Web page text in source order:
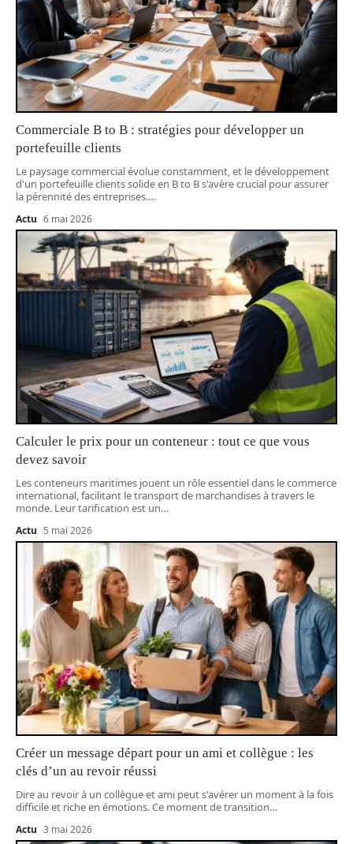
Commerciale B to B : stratégies pour développer un
portefeuille clients
Le paysage commercial évolue constamment, et le développement
d'un portefeuille clients solide en B to B s'avère crucial pour assurer
la pérennité des entreprises.…
Actu 6 mai 2026
Calculer le prix pour un conteneur : tout ce que vous
devez savoir
Les conteneurs maritimes jouent un rôle essentiel dans le commerce
international, facilitant le transport de marchandises à travers le
monde. Leur tarification est un…
Actu 5 mai 2026
Créer un message départ pour un ami et collègue : les
clés d’un au revoir réussi
Dire au revoir à un collègue et ami peut s'avérer un moment à la fois
difficile et riche en émotions. Ce moment de transition…
Actu 3 mai 2026